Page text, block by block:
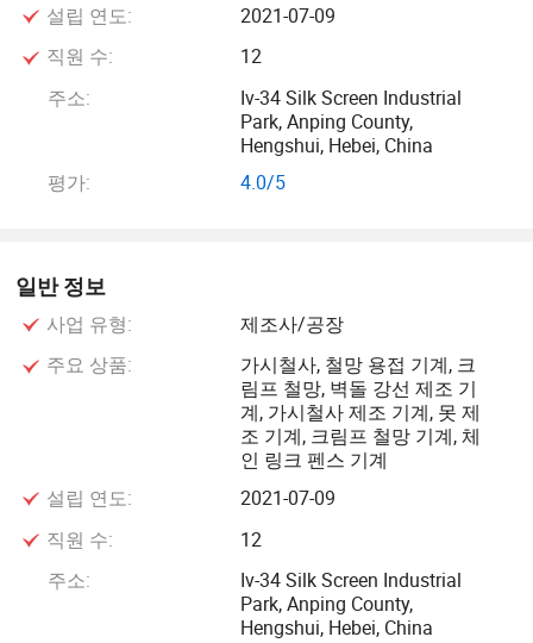
제어 용접 펜스 열 기계, 전자동 웨프트 및 날프 우븐 메시 기
계. 면도기 와이어 머신, 이중 섹션 철사 기계(CS-A 유형), 단
일 철조망 기계(CS-B 유형), 이중 철조망 와이어 연선(CS-S
유형), 다이아몬드 모양 메쉬 머신, 전자동 체인 링크 와이어
메쉬 머신, 반 자동 체인 링크 와이어 메쉬 머신, NW형 육각
형 메쉬 머신, 중부하 육각 와이어 메시 기계(거바) 메시 기계,
기계, 강철 바 열 용접 메시 기계, 용접된 메시 기계(3D 플레
메쉬 기계 (더 많은 기능) 크림프 와이어 메쉬 기계, (반 자동)
크림프 와이어 메쉬 기계, 아름다운 그리드 크림프 메쉬 기
계, 풀랜드 메쉬 기계, 와이어 도면 기계, 풀리 연속 드로벤치
기계, 직선형 와이어 도면 기계, 물탱크형 와이어 도면 기계,
반전 수직선 도면 기계 등
1999년에 설립되었으며 5800평방미터의 면적을 덮고 있습
니다. 100명 이상의 직원과 60명 이상의 기술 직원을 고용하
고 있으며 60개 이상의 기계 세트를 고용하고 있습니다. 우
설립 연도:
2021-07-09
직원 수:
12
주소:
Iv-34 Silk Screen Industrial
Park, Anping County,
Hengshui, Hebei, China
평가:
4.0/5
일반 정보
사업 유형:
제조사/공장
주요 상품:
가시철사, 철망 용접 기계, 크
림프 철망, 벽돌 강선 제조 기
계, 가시철사 제조 기계, 못 제
조 기계, 크림프 철망 기계, 체
인 링크 펜스 기계
설립 연도:
2021-07-09
직원 수:
12
주소:
Iv-34 Silk Screen Industrial
Park, Anping County,
Hengshui, Hebei, China